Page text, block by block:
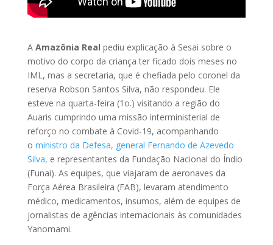
A Amazônia Real pediu explicação à Sesai sobre o
motivo do corpo da criança ter ficado dois meses no
IML, mas a secretaria, que é chefiada pelo coronel da
reserva Robson Santos Silva, não respondeu. Ele
esteve na quarta-feira (1o.) visitando a região do
Auaris cumprindo uma missão interministerial de
reforço no combate à Covid-19, acompanhando
o ministro da Defesa, general Fernando de Azevedo
Silva, e representantes da Fundação Nacional do Índio
(Funai). As equipes, que viajaram de aeronaves da
Força Aérea Brasileira (FAB), levaram atendimento
médico, medicamentos, insumos, além de equipes de
jornalistas de agências internacionais às comunidades
Yanomami.